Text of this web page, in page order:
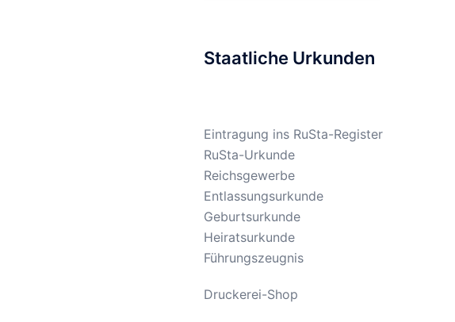
Staatliche Urkunden
Eintragung ins RuSta-Register
RuSta-Urkunde
Reichsgewerbe
Entlassungsurkunde
Geburtsurkunde
Heiratsurkunde
Führungszeugnis
Druckerei-Shop